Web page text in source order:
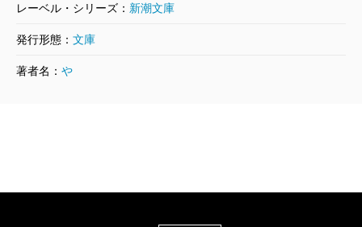
レーベル・シリーズ： 新潮文庫
発行形態： 文庫
著者名： や